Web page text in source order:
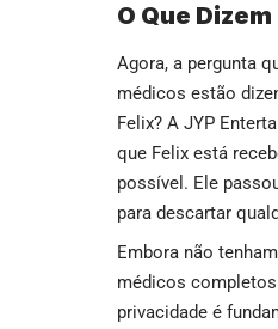
O Que
Agora, a pergunta
médicos estão
Felix? A JYP
que Felix está
possível. Ele
para descartar
Embora não
médicos
privacidade é